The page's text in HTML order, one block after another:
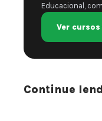
Educacional,
Ver cursos
Continue